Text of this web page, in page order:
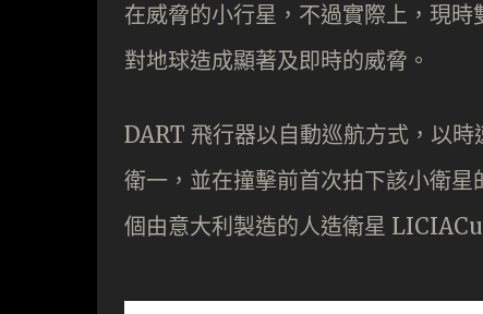
在威脅的小行星，不過實際上，現
對地球造成顯著及即時的威脅。
DART 飛行器以自動巡航方式，以
衛一，並在撞擊前首次拍下該小衛
個由意大利製造的人造衛星